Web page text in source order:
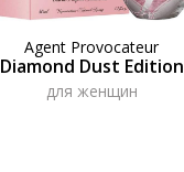
Agent Provocateur
Diamond Dust Edition
для женщин